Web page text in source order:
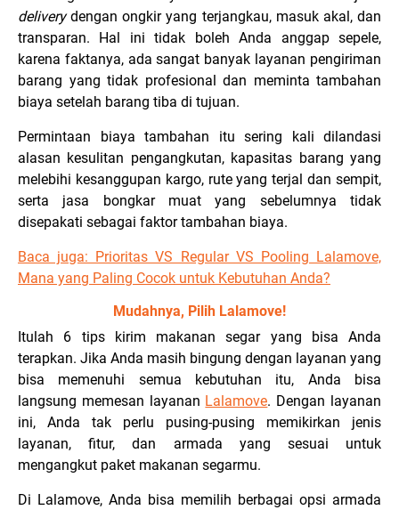
deliverydengan ongkir yang terjangkau, masuk akal, dan
transparan. Hal ini tidak boleh Anda anggap sepele,
karena faktanya, ada sangat banyak layanan pengiriman
barang yang tidak profesional dan meminta tambahan
biaya setelah barang tiba di tujuan.
Permintaan biaya tambahan itu sering kali dilandasi
alasan kesulitan pengangkutan, kapasitas barang yang
melebihi kesanggupan kargo, rute yang terjal dan sempit,
serta jasa bongkar muat yang sebelumnya tidak
disepakati sebagai faktor tambahan biaya.
Baca juga: Prioritas VS Regular VS Pooling Lalamove,
Mana yang Paling Cocok untuk Kebutuhan Anda?
Mudahnya, Pilih Lalamove!
Itulah 6 tips kirim makanan segar yang bisa Anda
terapkan. Jika Anda masih bingung dengan layanan yang
bisa memenuhi semua kebutuhan itu, Anda bisa
langsung memesan layanan Lalamove. Dengan layanan
ini, Anda tak perlu pusing-pusing memikirkan jenis
layanan, fitur, dan armada yang sesuai untuk
mengangkut paket makanan segarmu.
Di Lalamove, Anda bisa memilih berbagai opsi armada